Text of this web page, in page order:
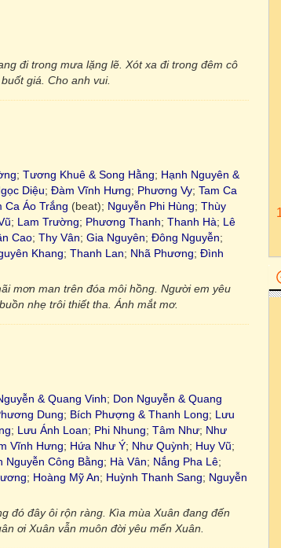
đi trong mưa lặng lẽ. Xót xa đi trong đêm cô
giá. Cho anh vui.
; Tương Khuê & Song Hằng; Hạnh Nguyên &
Diệu; Đàm Vĩnh Hưng; Phương Vy; Tam Ca
Ca Áo Trắng (beat); Nguyễn Phi Hùng; Thùy
; Lam Trường; Phương Thanh; Thanh Hà; Lê
Cao; Thy Vân; Gia Nguyên; Đông Nguyễn;
Khang; Thanh Lan; Nhã Phương; Đình
mơn man trên đóa môi hồng. Người em yêu
nhẹ trôi thiết tha. Ánh mắt mơ.
& Quang Vinh; Don Nguyễn & Quang
Dung; Bích Phượng & Thanh Long; Lưu
; Lưu Ánh Loan; Phi Nhung; Tâm Như; Như
Vĩnh Hưng; Hứa Như Ý; Như Quỳnh; Huy Vũ;
Nguyễn Công Bằng; Hà Vân; Nắng Pha Lê;
; Hoàng Mỹ An; Huỳnh Thanh Sang; Nguyễn
đó đây ôi rộn ràng. Kìa mùa Xuân đang đến
ơi Xuân vẫn muôn đời yêu mến Xuân.